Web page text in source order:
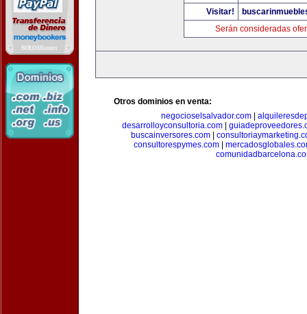
Visitar!
Serán consideradas
Otros dominios en venta:
negocioselsalvador.com|
desarrolloyconsultoria.com
buscainversores.com|
consultorespymes.com